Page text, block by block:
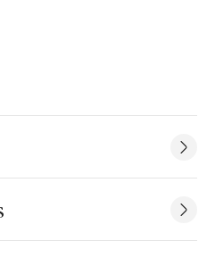
:
au réfrigérateur comme